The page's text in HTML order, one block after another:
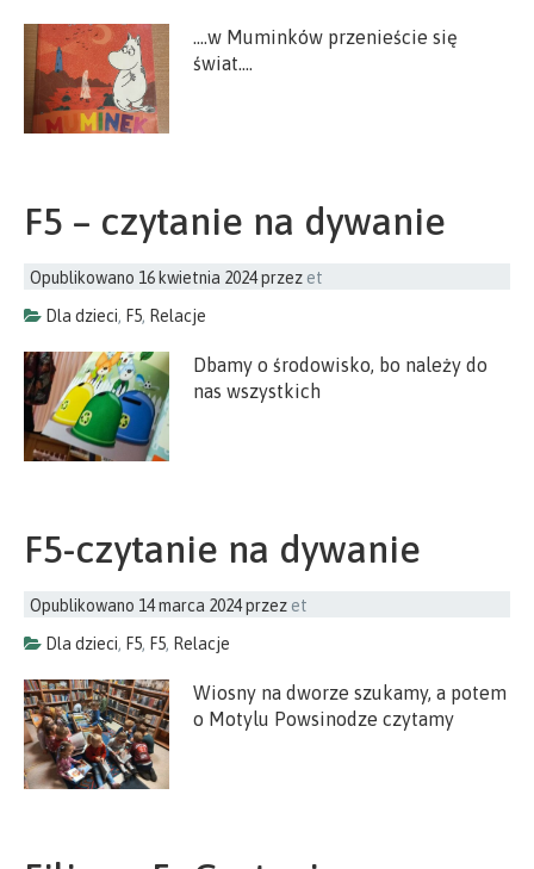
….w Muminków przenieście się
świat….
F5 – czytanie na dywanie
Opublikowano 16 kwietnia 2024przez et
Dla dzieci, F5, Relacje
Dbamy o środowisko, bo należy do
nas wszystkich
F5-czytanie na dywanie
Opublikowano 14 marca 2024przez et
Dla dzieci, F5, F5, Relacje
Wiosny na dworze szukamy, a potem
o Motylu Powsinodze czytamy